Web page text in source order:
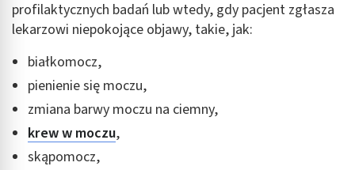
profilaktycznych badań lub wtedy, gdy pacjent zgłasza
lekarzowi niepokojące objawy, takie, jak:
białkomocz,
pienienie się moczu,
zmiana barwy moczu na ciemny,
krew w moczu,
skąpomocz,